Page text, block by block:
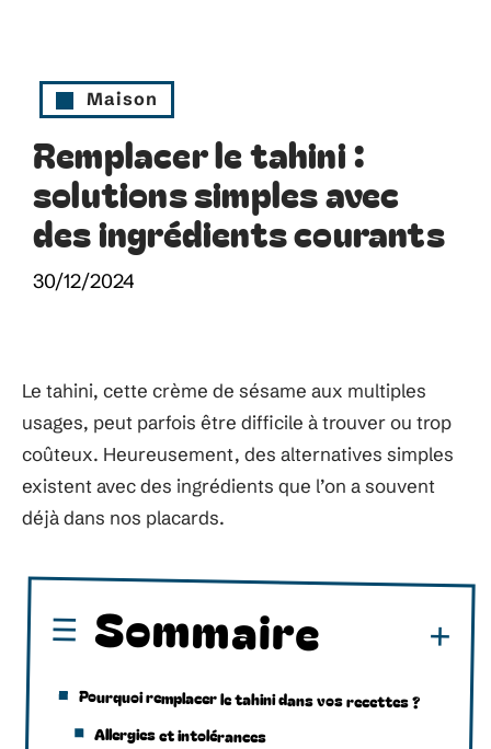
Maison
Remplacer le tahini :
solutions simples avec
des ingrédients courants
30/12/2024
Le tahini, cette crème de sésame aux multiples
usages, peut parfois être difficile à trouver ou trop
coûteux. Heureusement, des alternatives simples
existent avec des ingrédients que l’on a souvent
déjà dans nos placards.
Sommaire
Pourquoi remplacer le tahini dans vos recettes ?
Allergies et intolérances